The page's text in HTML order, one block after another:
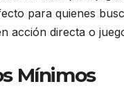
para quienes
acción directa o
Mínimos